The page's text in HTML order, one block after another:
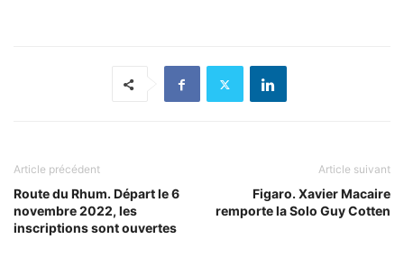
Article précédent
Route du Rhum. Départ le 6
novembre 2022, les
inscriptions sont ouvertes
Article suivant
Figaro. Xavier Macaire
remporte la Solo Guy Cotten